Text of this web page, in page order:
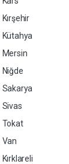
Kırşehir
Kütahya
Mersin
Niğde
Sakarya
Sivas
Tokat
Van
Kırklareli